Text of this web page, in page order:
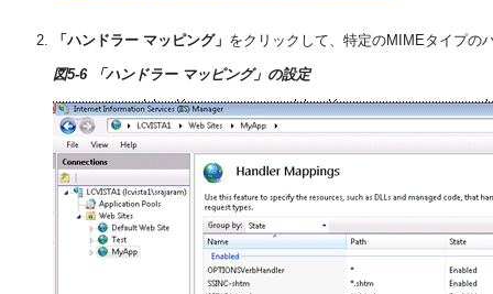
「ハンドラー マッピング」 をクリックして、特定のMIMEタイプの
図5-6 「ハンドラー マッピング」の設定